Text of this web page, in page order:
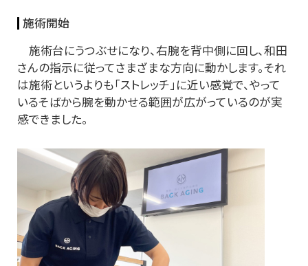
施術開始
施術台にうつぶせになり、右腕を背中側に回し、和田
さんの指示に従ってさまざまな方向に動かします。それ
は施術というよりも「ストレッチ」に近い感覚で、やって
いるそばから腕を動かせる範囲が広がっているのが実
感できました。